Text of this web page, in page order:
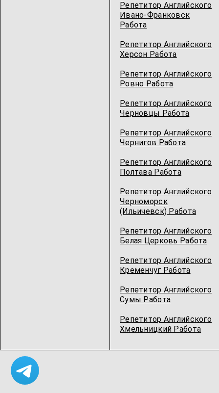
Репетитор Английского
Ивано-Франковск
Работа
Репетитор Английского
Херсон Работа
Репетитор Английского
Ровно Работа
Репетитор Английского
Черновцы Работа
Репетитор Английского
Чернигов Работа
Репетитор Английского
Полтава Работа
Репетитор Английского
Черноморск
(Ильичевск) Работа
Репетитор Английского
Белая Церковь Работа
Репетитор Английского
Кременчуг Работа
Репетитор Английского
Сумы Работа
Репетитор Английского
Хмельницкий Работа